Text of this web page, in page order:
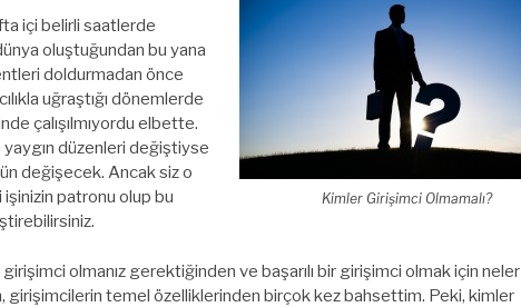
Kimler Girişimci Olmamalı?
içi belirli saatlerde
oluştuğundan bu yana
doldurmadan önce
uğraştığı dönemlerde
çalışılmıyordu elbette.
yaygın düzenleri değiştiyse
değişecek. Ancak siz o
patronu olup bu
olmanız gerektiğinden ve başarılı bir girişimci olmak için neler
girişimcilerin temel özelliklerinden birçok kez bahsettim. Peki, kimler